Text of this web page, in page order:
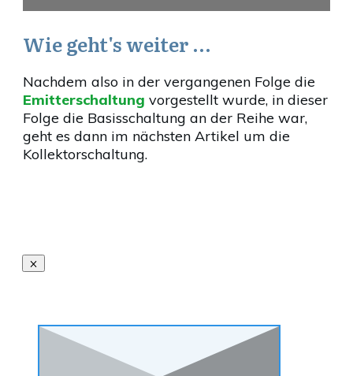
Wie geht's weiter …
Nachdem also in der vergangenen Folge die
Emitterschaltung vorgestellt wurde, in dieser
Folge die Basisschaltung an der Reihe war,
geht es dann im nächsten Artikel um die
Kollektorschaltung.